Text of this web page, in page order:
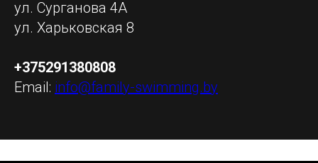
ул. Сурганова 4А
ул. Харьковская 8
+375291380808
Email: info@family-swimming.by